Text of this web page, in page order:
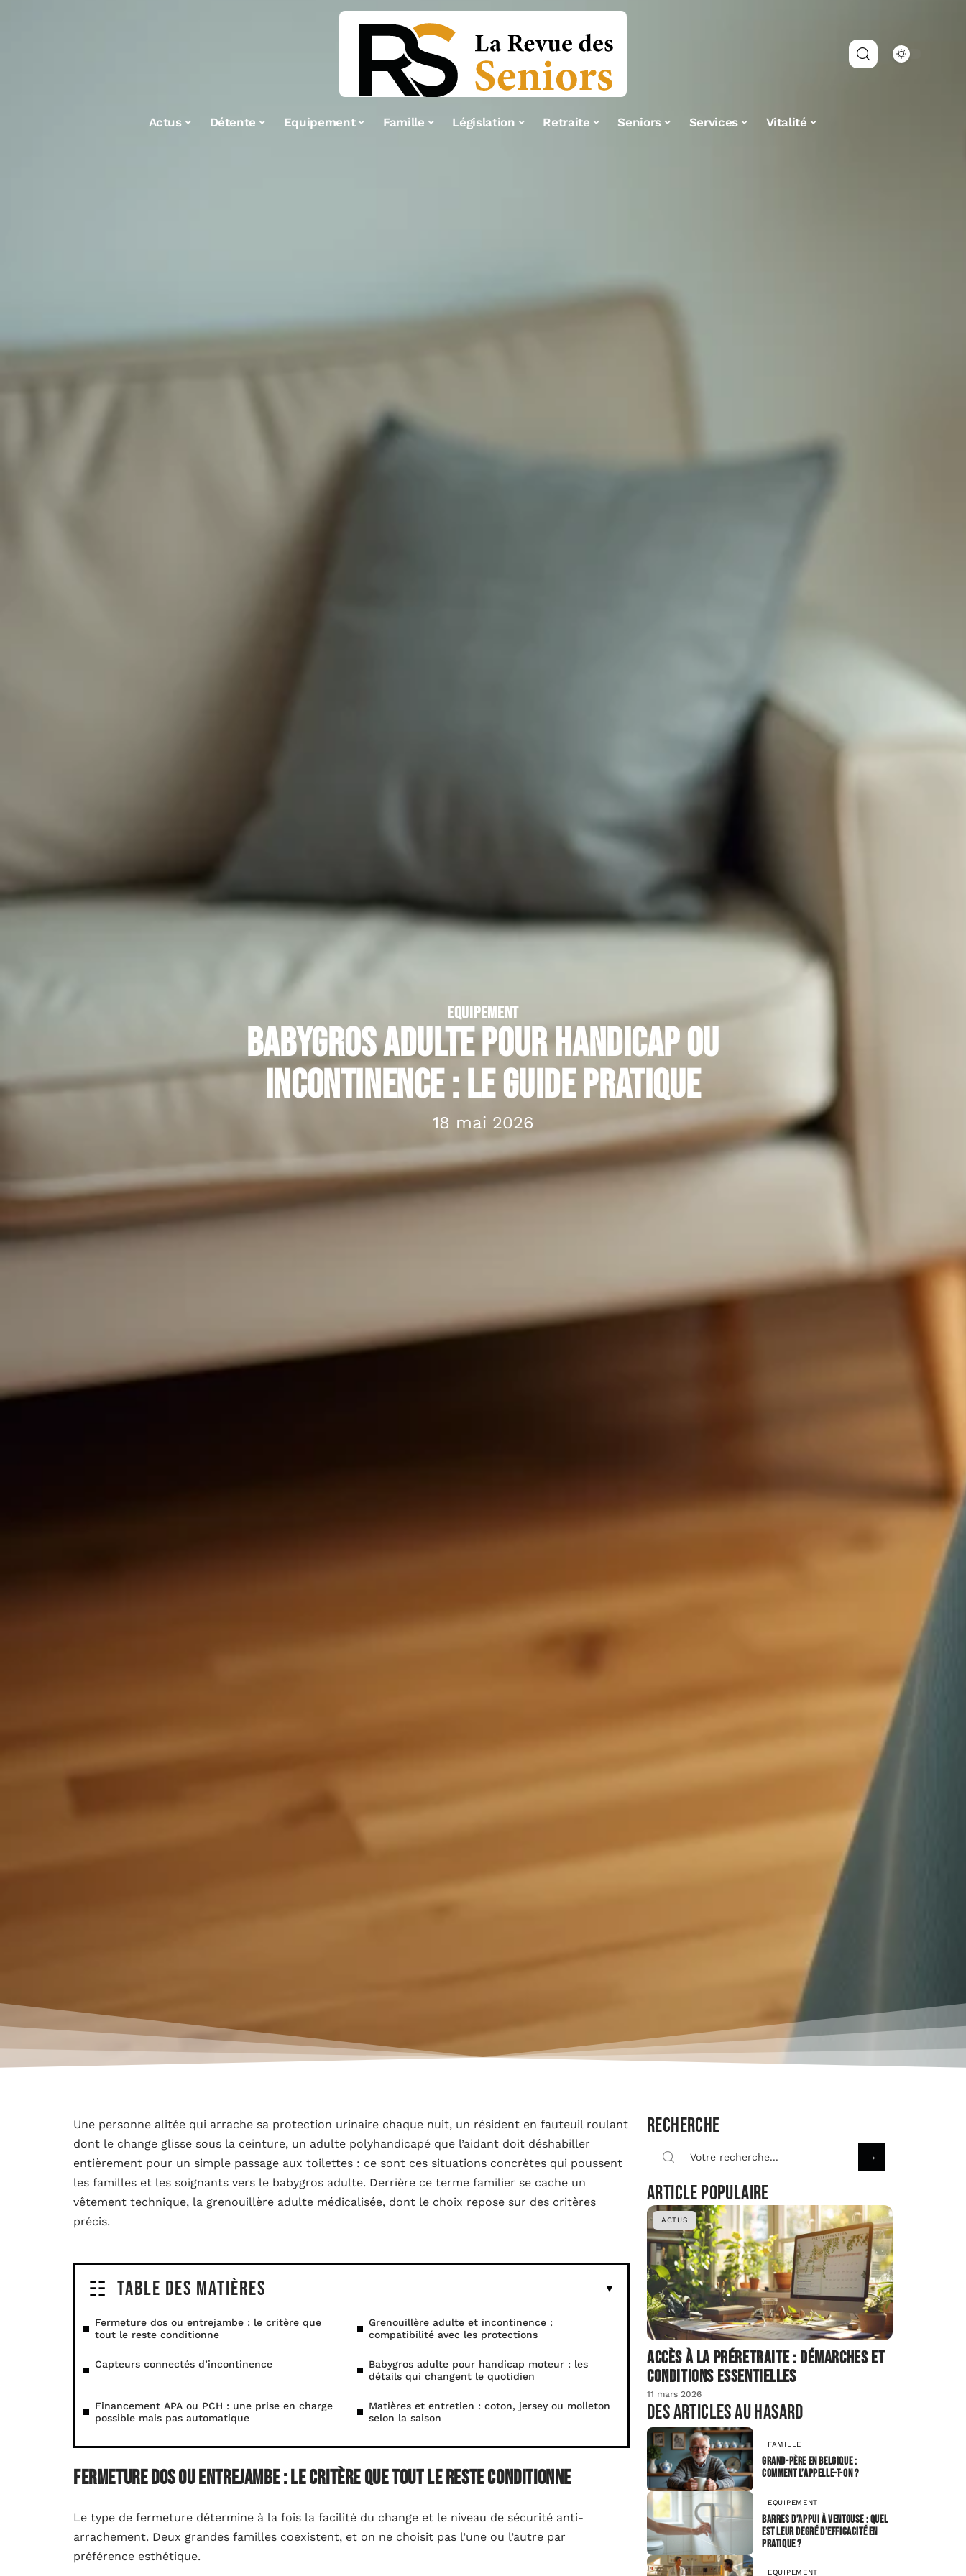
Actus Détente Equipement Famille Législation Retraite Seniors Services Vitalité
EQUIPEMENT
Babygros adulte pour handicap ou
incontinence : le guide pratique
18 mai 2026
Une personne alitée qui arrache sa protection urinaire chaque nuit, un résident en fauteuil roulant
dont le change glisse sous la ceinture, un adulte polyhandicapé que l’aidant doit déshabiller
entièrement pour un simple passage aux toilettes : ce sont ces situations concrètes qui poussent
les familles et les soignants vers le babygros adulte. Derrière ce terme familier se cache un
vêtement technique, la grenouillère adulte médicalisée, dont le choix repose sur des critères
précis.
Table des matières
Fermeture dos ou entrejambe : le critère que
tout le reste conditionne
Grenouillère adulte et incontinence :
compatibilité avec les protections
Capteurs connectés d’incontinence
Babygros adulte pour handicap moteur : les
détails qui changent le quotidien
Financement APA ou PCH : une prise en charge
possible mais pas automatique
Matières et entretien : coton, jersey ou molleton
selon la saison
Fermeture dos ou entrejambe : le critère que tout le reste conditionne
Le type de fermeture détermine à la fois la facilité du change et le niveau de sécurité anti-
arrachement. Deux grandes familles coexistent, et on ne choisit pas l’une ou l’autre par
préférence esthétique.
Recherche
Article populaire
ACTUS
Accès à la préretraite : démarches et
conditions essentielles
11 mars 2026
Des articles au hasard
FAMILLE
Grand-père en Belgique :
Comment l’appelle-t-on ?
EQUIPEMENT
Barres d’appui à ventouse : quel
est leur degré d’efficacité en
pratique ?
EQUIPEMENT